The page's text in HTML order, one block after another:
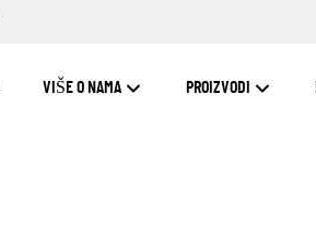
VIŠE O NAMA PROIZVODI